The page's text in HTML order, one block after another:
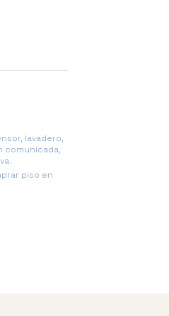
lavadero,
comunicada,
piso en